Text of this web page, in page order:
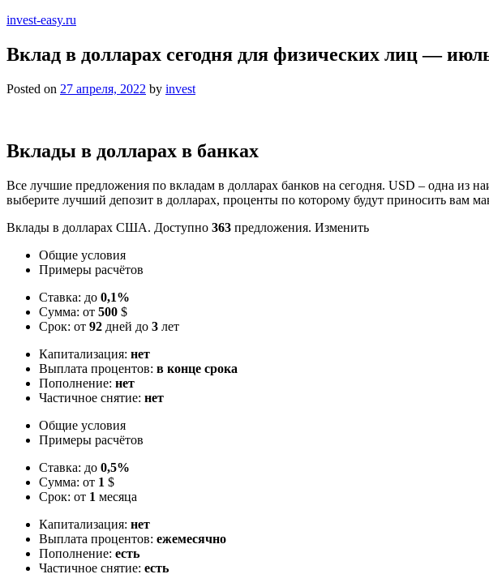
invest-easy.ru
Вклад в долларах сегодня для физических лиц —
Posted on 27 апреля, 2022 by invest
Вклады в долларах в банках
Все лучшие предложения по вкладам в долларах банков на сегодня. USD – одна из
выберите лучший депозит в долларах, проценты по которому будут приносить вам
Вклады в долларах США. Доступно 363 предложения. Изменить
Общие условия
Примеры расчётов
Ставка: до 0,1%
Сумма: от 500 $
Срок: от 92 дней до 3 лет
Капитализация: нет
Выплата процентов: в конце срока
Пополнение: нет
Частичное снятие: нет
Общие условия
Примеры расчётов
Ставка: до 0,5%
Сумма: от 1 $
Срок: от 1 месяца
Капитализация: нет
Выплата процентов: ежемесячно
Пополнение: есть
Частичное снятие: есть